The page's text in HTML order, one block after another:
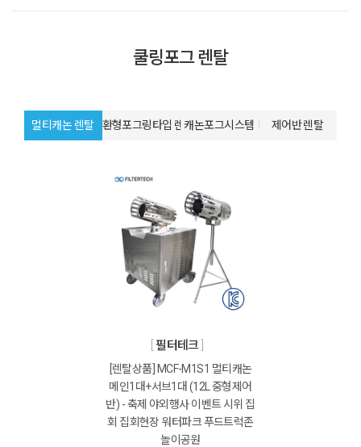
쿨링포그 렌탈
멀티캐논 렌탈 환형포그링타입 렌탈캐논포그시스템 제어반 렌탈
필터테크
[렌탈상품] MCF-M1S1 멀티캐논
메인1대+서브1대 (12L 중형제어
반) - 축제 야외행사 이벤트 시위 집
회 집회현장 워터파크 푸드트럭존
놀이공원